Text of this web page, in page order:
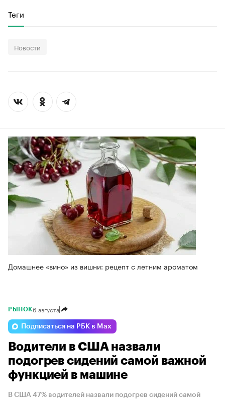
Теги
Новости
Домашнее «вино» из вишни: рецепт с летним ароматом
РЫНОК6 августа
Подписаться на РБК в Max
Водители в США назвали
подогрев сидений самой важной
функцией в машине
В США 47% водителей назвали подогрев сидений самой